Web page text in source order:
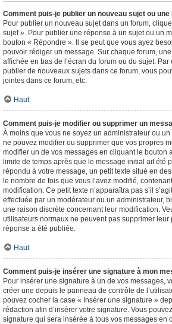
Comment puis-je publier un nouveau sujet ou une
Pour publier un nouveau sujet dans un forum,
sujet ». Pour publier une réponse à un sujet ou un
bouton « Répondre ». Il se peut que vous ayez
pouvoir rédiger un message. Sur chaque forum,
affichée en bas de l’écran du forum ou du sujet.
publier de nouveaux sujets dans ce forum, vous
jointes dans ce forum, etc.
Haut
Comment puis-je modifier ou supprimer un
À moins que vous ne soyez un administrateur ou
ne pouvez modifier ou supprimer que vos propres
modifier un de vos messages en cliquant le bouton
limite de temps après que le message initial ait été
répondu à votre message, un petit texte situé en
le nombre de fois que vous l’avez modifié,
modification. Ce petit texte n’apparaîtra pas s’il
effectuée par un modérateur ou un administrateur,
une raison discrète concernant leur modification.
utilisateurs normaux ne peuvent pas supprimer leur
réponse a été publiée.
Haut
Comment puis-je insérer une signature à mon
Pour insérer une signature à un de vos messages,
créer une depuis le panneau de contrôle de
pouvez cocher la case « Insérer une signature »
rédaction afin d’insérer votre signature. Vous
signature qui sera insérée à tous vos messages en